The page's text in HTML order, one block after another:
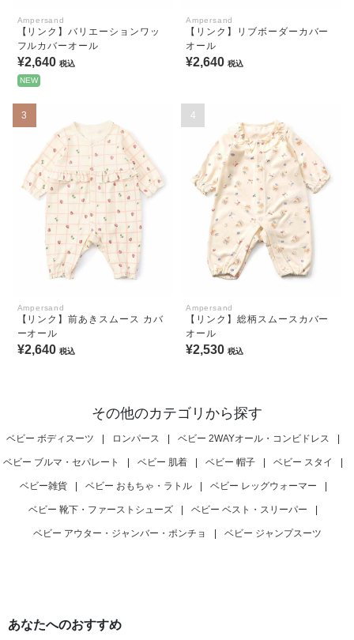
Ampersand
【リンク】バリエーションワッ
フルカバーオール
¥2,640 税込
NEW
Ampersand
【リンク】リブボーダーカバー
オール
¥2,640 税込
3
Ampersand
【リンク】前あきスムース カバ
ーオール
¥2,640 税込
4
Ampersand
【リンク】総柄スムースカバー
オール
¥2,530 税込
その他のカテゴリから探す
ベビー ボディスーツ | ロンパース | ベビー 2WAYオール・コンビドレス |
ベビー ブルマ・セパレート | ベビー 肌着 | ベビー 帽子 | ベビー スタイ |
ベビー雑貨 | ベビー おもちゃ・ラトル | ベビー レッグウォーマー |
ベビー 靴下・ファーストシューズ | ベビー ベスト・スリーパー |
ベビー アウター・ジャンバー・ポンチョ | ベビー ジャンプスーツ
あなたへのおすすめ